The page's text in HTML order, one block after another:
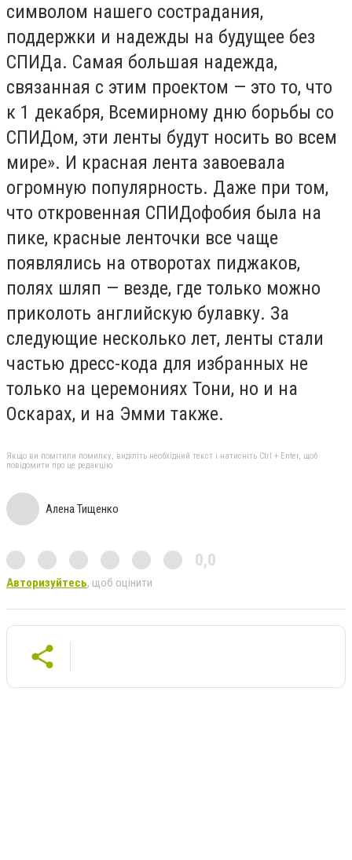
символом нашего сострадания,
поддержки и надежды на будущее без
СПИДа. Самая большая надежда,
связанная с этим проектом — это то, что
к 1 декабря, Всемирному дню борьбы со
СПИДом, эти ленты будут носить во всем
мире». И красная лента завоевала
огромную популярность. Даже при том,
что откровенная СПИДофобия была на
пике, красные ленточки все чаще
появлялись на отворотах пиджаков,
полях шляп — везде, где только можно
приколоть английскую булавку. За
следующие несколько лет, ленты стали
частью дресс-кода для избранных не
только на церемониях Тони, но и на
Оскарах, и на Эмми также.
Якщо ви помітили помилку, виділіть необхідний текст і натисніть Ctrl + Enter, щоб
повідомити про це редакцію
Алена Тищенко
0,0
Авторизуйтесь, щоб оцінити